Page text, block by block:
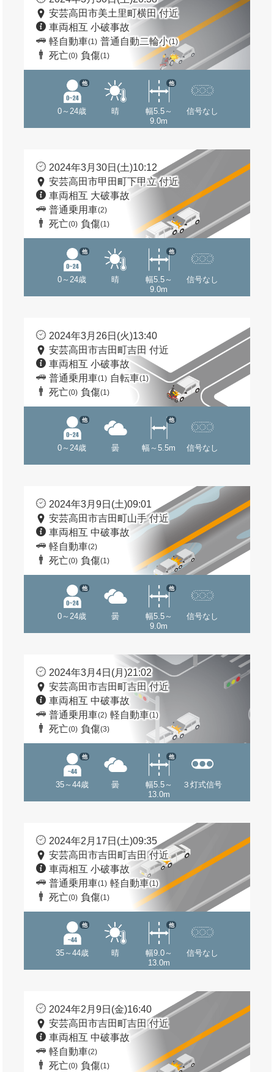
安芸高田市美土里町横田 付近
車両相互 小破事故
軽自動車(1) 普通自動二輪小(1)
死亡(0) 負傷(1)
0～24歳
他
晴
幅5.5～
9.0m
他
信号なし
2024年3月30日(土)10:12
安芸高田市甲田町下甲立 付近
車両相互 大破事故
普通乗用車(2)
死亡(0) 負傷(1)
0～24歳
他
晴
幅5.5～
9.0m
他
信号なし
2024年3月26日(火)13:40
安芸高田市吉田町吉田 付近
車両相互 小破事故
普通乗用車(1) 自転車(1)
死亡(0) 負傷(1)
0～24歳
他
曇 幅～5.5m
他
信号なし
2024年3月9日(土)09:01
安芸高田市吉田町山手 付近
車両相互 中破事故
軽自動車(2)
死亡(0) 負傷(1)
0～24歳
他
曇
幅5.5～
9.0m
他
信号なし
2024年3月4日(月)21:02
安芸高田市吉田町吉田 付近
車両相互 中破事故
普通乗用車(2) 軽自動車(1)
死亡(0) 負傷(3)
35～44歳
他
曇
幅5.5～
13.0m
他
３灯式信号
2024年2月17日(土)09:35
安芸高田市吉田町吉田 付近
車両相互 小破事故
普通乗用車(1) 軽自動車(1)
死亡(0) 負傷(1)
35～44歳
他
晴
幅9.0～
13.0m
他
信号なし
2024年2月9日(金)16:40
安芸高田市吉田町吉田 付近
車両相互 中破事故
軽自動車(2)
死亡(0) 負傷(1)